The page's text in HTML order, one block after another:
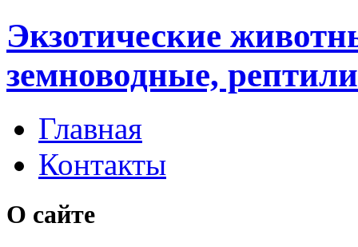
Экзотические
земноводные,
Главная
Контакты
О сайте